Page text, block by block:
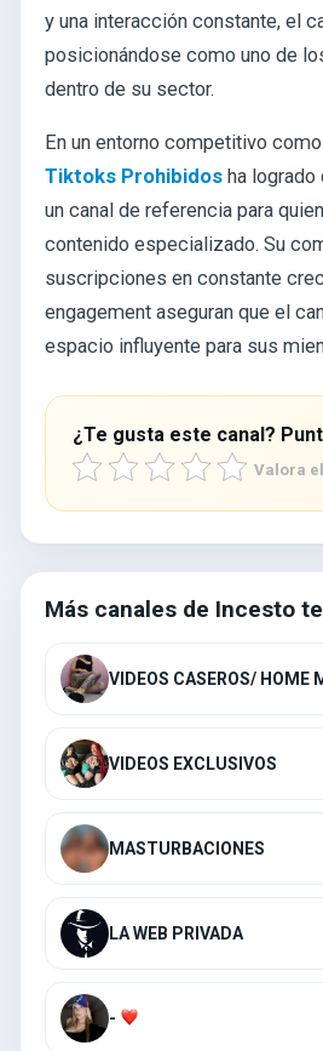
y una interacción constante, el
posicionándose como uno de
dentro de su sector.
En un entorno competitivo
Tiktoks Prohibidos ha
un canal de referencia para
contenido especializado. Su
suscripciones en constante
engagement aseguran que el
espacio influyente para sus
¿Te gusta este canal?
Valora
Más canales de Incesto
VIDEOS CASEROS/ HOME
VIDEOS EXCLUSIVOS
MASTURBACIONES
LA WEB PRIVADA
-